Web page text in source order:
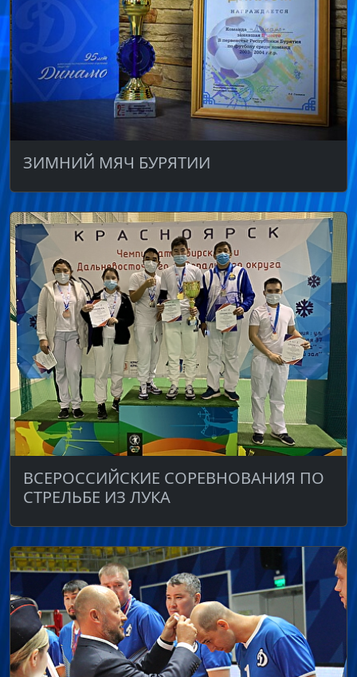
ЗИМНИЙ МЯЧ БУРЯТИИ
ВСЕРОССИЙСКИЕ СОРЕВНОВАНИЯ ПО
СТРЕЛЬБЕ ИЗ ЛУКА